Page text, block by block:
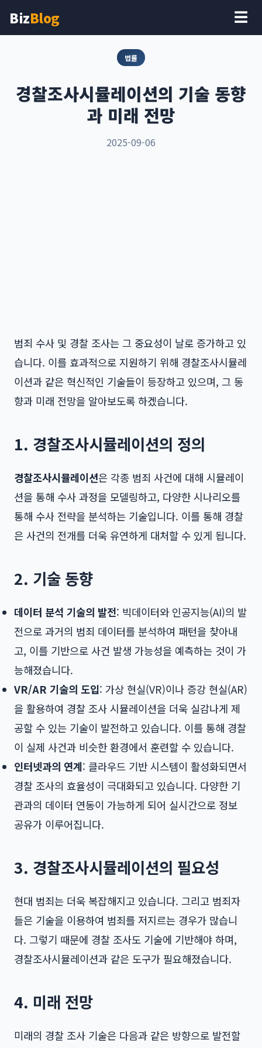
BizBlog ☰
법률
경찰조사시뮬레이션의 기술 동향
과 미래 전망
2025-09-06
범죄 수사 및 경찰 조사는 그 중요성이 날로 증가하고 있
습니다. 이를 효과적으로 지원하기 위해 경찰조사시뮬레
이션과 같은 혁신적인 기술들이 등장하고 있으며, 그 동
향과 미래 전망을 알아보도록 하겠습니다.
1. 경찰조사시뮬레이션의 정의
경찰조사시뮬레이션은 각종 범죄 사건에 대해 시뮬레이
션을 통해 수사 과정을 모델링하고, 다양한 시나리오를
통해 수사 전략을 분석하는 기술입니다. 이를 통해 경찰
은 사건의 전개를 더욱 유연하게 대처할 수 있게 됩니다.
2. 기술 동향
데이터 분석 기술의 발전: 빅데이터와 인공지능(AI)의 발
전으로 과거의 범죄 데이터를 분석하여 패턴을 찾아내
고, 이를 기반으로 사건 발생 가능성을 예측하는 것이 가
능해졌습니다.
VR/AR 기술의 도입: 가상 현실(VR)이나 증강 현실(AR)
을 활용하여 경찰 조사 시뮬레이션을 더욱 실감나게 제
공할 수 있는 기술이 발전하고 있습니다. 이를 통해 경찰
이 실제 사건과 비슷한 환경에서 훈련할 수 있습니다.
인터넷과의 연계: 클라우드 기반 시스템이 활성화되면서
경찰 조사의 효율성이 극대화되고 있습니다. 다양한 기
관과의 데이터 연동이 가능하게 되어 실시간으로 정보
공유가 이루어집니다.
3. 경찰조사시뮬레이션의 필요성
현대 범죄는 더욱 복잡해지고 있습니다. 그리고 범죄자
들은 기술을 이용하여 범죄를 저지르는 경우가 많습니
다. 그렇기 때문에 경찰 조사도 기술에 기반해야 하며,
경찰조사시뮬레이션과 같은 도구가 필요해졌습니다.
4. 미래 전망
미래의 경찰 조사 기술은 다음과 같은 방향으로 발전할